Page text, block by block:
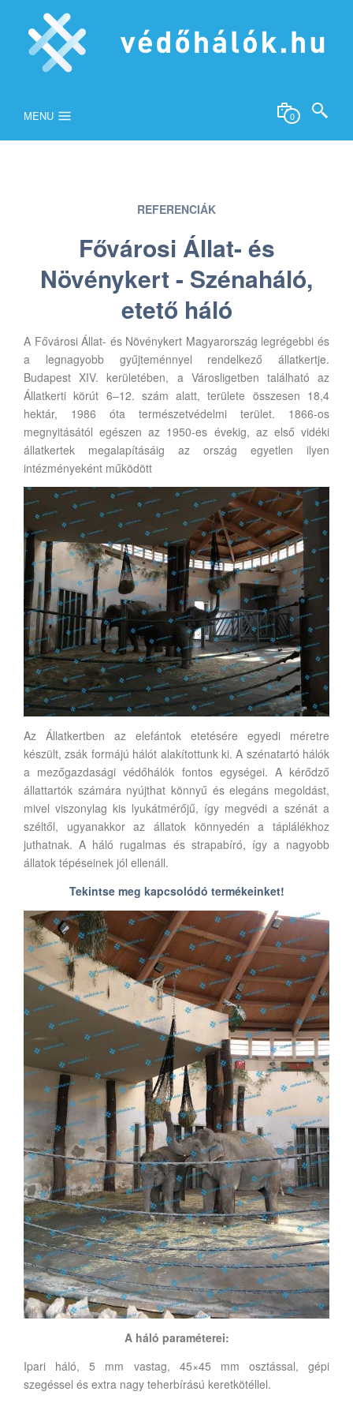
MENU 0
REFERENCIÁK
Fővárosi Állat- és
Növénykert - Szénaháló,
etető háló
A Fővárosi Állat- és Növénykert Magyarország legrégebbi és
a legnagyobb gyűjteménnyel rendelkező állatkertje.
Budapest XIV. kerületében, a Városligetben található az
Állatkerti körút 6–12. szám alatt, területe összesen 18,4
hektár, 1986 óta természetvédelmi terület. 1866-os
megnyitásától egészen az 1950-es évekig, az első vidéki
állatkertek megalapításáig az ország egyetlen ilyen
intézményeként működött
Az Állatkertben az elefántok etetésére egyedi méretre
készült, zsák formájú hálót alakítottunk ki. A szénatartó hálók
a mezőgazdasági védőhálók fontos egységei. A kérődző
állattartók számára nyújthat könnyű és elegáns megoldást,
mivel viszonylag kis lyukátmérőjű, így megvédi a szénát a
széltől, ugyanakkor az állatok könnyedén a táplálékhoz
juthatnak. A háló rugalmas és strapabíró, így a nagyobb
állatok tépéseinek jól ellenáll.
Tekintse meg kapcsolódó termékeinket!
A háló paraméterei:
Ipari háló, 5 mm vastag, 45×45 mm osztással, gépi
szegéssel és extra nagy teherbírású keretkötéllel.